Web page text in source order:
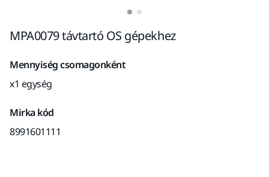
MPA0079 távtartó OS gépekhez
Mennyiség csomagonként
x1 egység
Mirka kód
8991601111